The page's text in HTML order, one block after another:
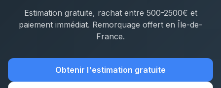
Estimation gratuite, rachat entre 500-2500€ et
paiement immédiat. Remorquage offert en Île-de-
France.
Obtenir l'estimation gratuite